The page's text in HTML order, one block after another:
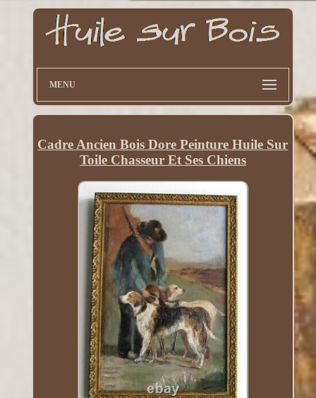
MENU
Cadre Ancien Bois Dore Peinture Huile Sur
Toile Chasseur Et Ses Chiens